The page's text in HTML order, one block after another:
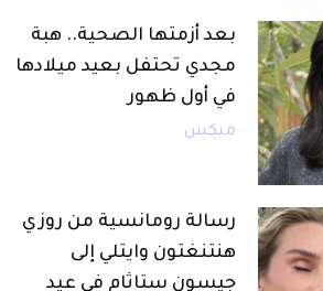
بعد أزمتها الصحية.. هبة
مجدي تحتفل بعيد ميلادها
في أول ظهور
ميكس
رسالة رومانسية من روزي
هنتنغتون وايتلي إلى
جيسون ستاثام في عيد